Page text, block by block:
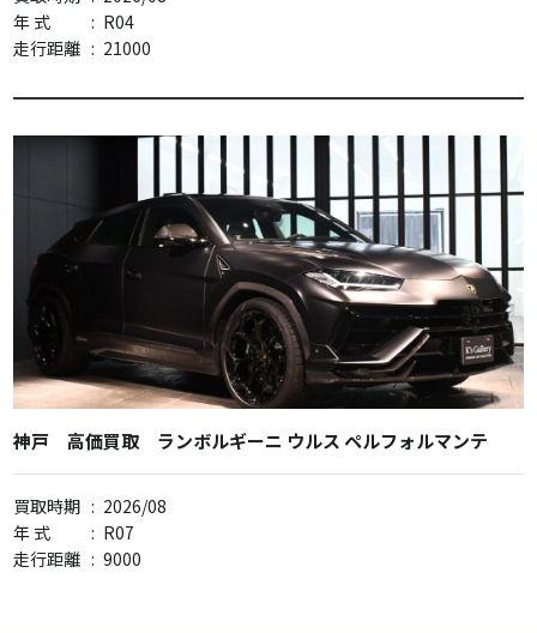
年 式
: R04
走行距離 : 21000
神戸 高価買取 ランボルギーニ ウルス ペルフォルマンテ
買取時期 : 2026/08
年 式
: R07
走行距離 : 9000